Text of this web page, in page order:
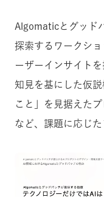
Algomaticとグッド
探索するワークシ
ーザーインサイト
知見を基にした仮
こと」を見据えた
など、課題に応じ